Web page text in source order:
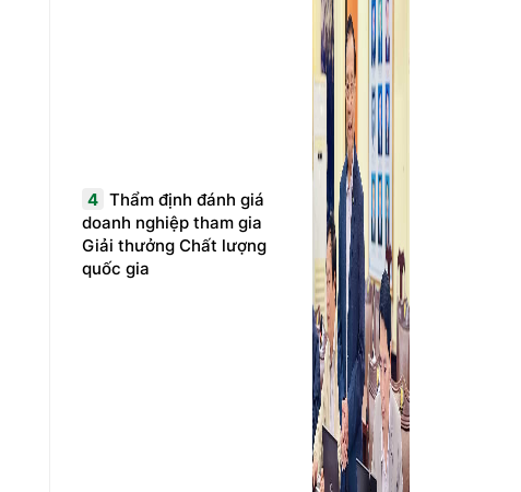
4 Thẩm định đánh giá
doanh nghiệp tham gia
Giải thưởng Chất lượng
quốc gia